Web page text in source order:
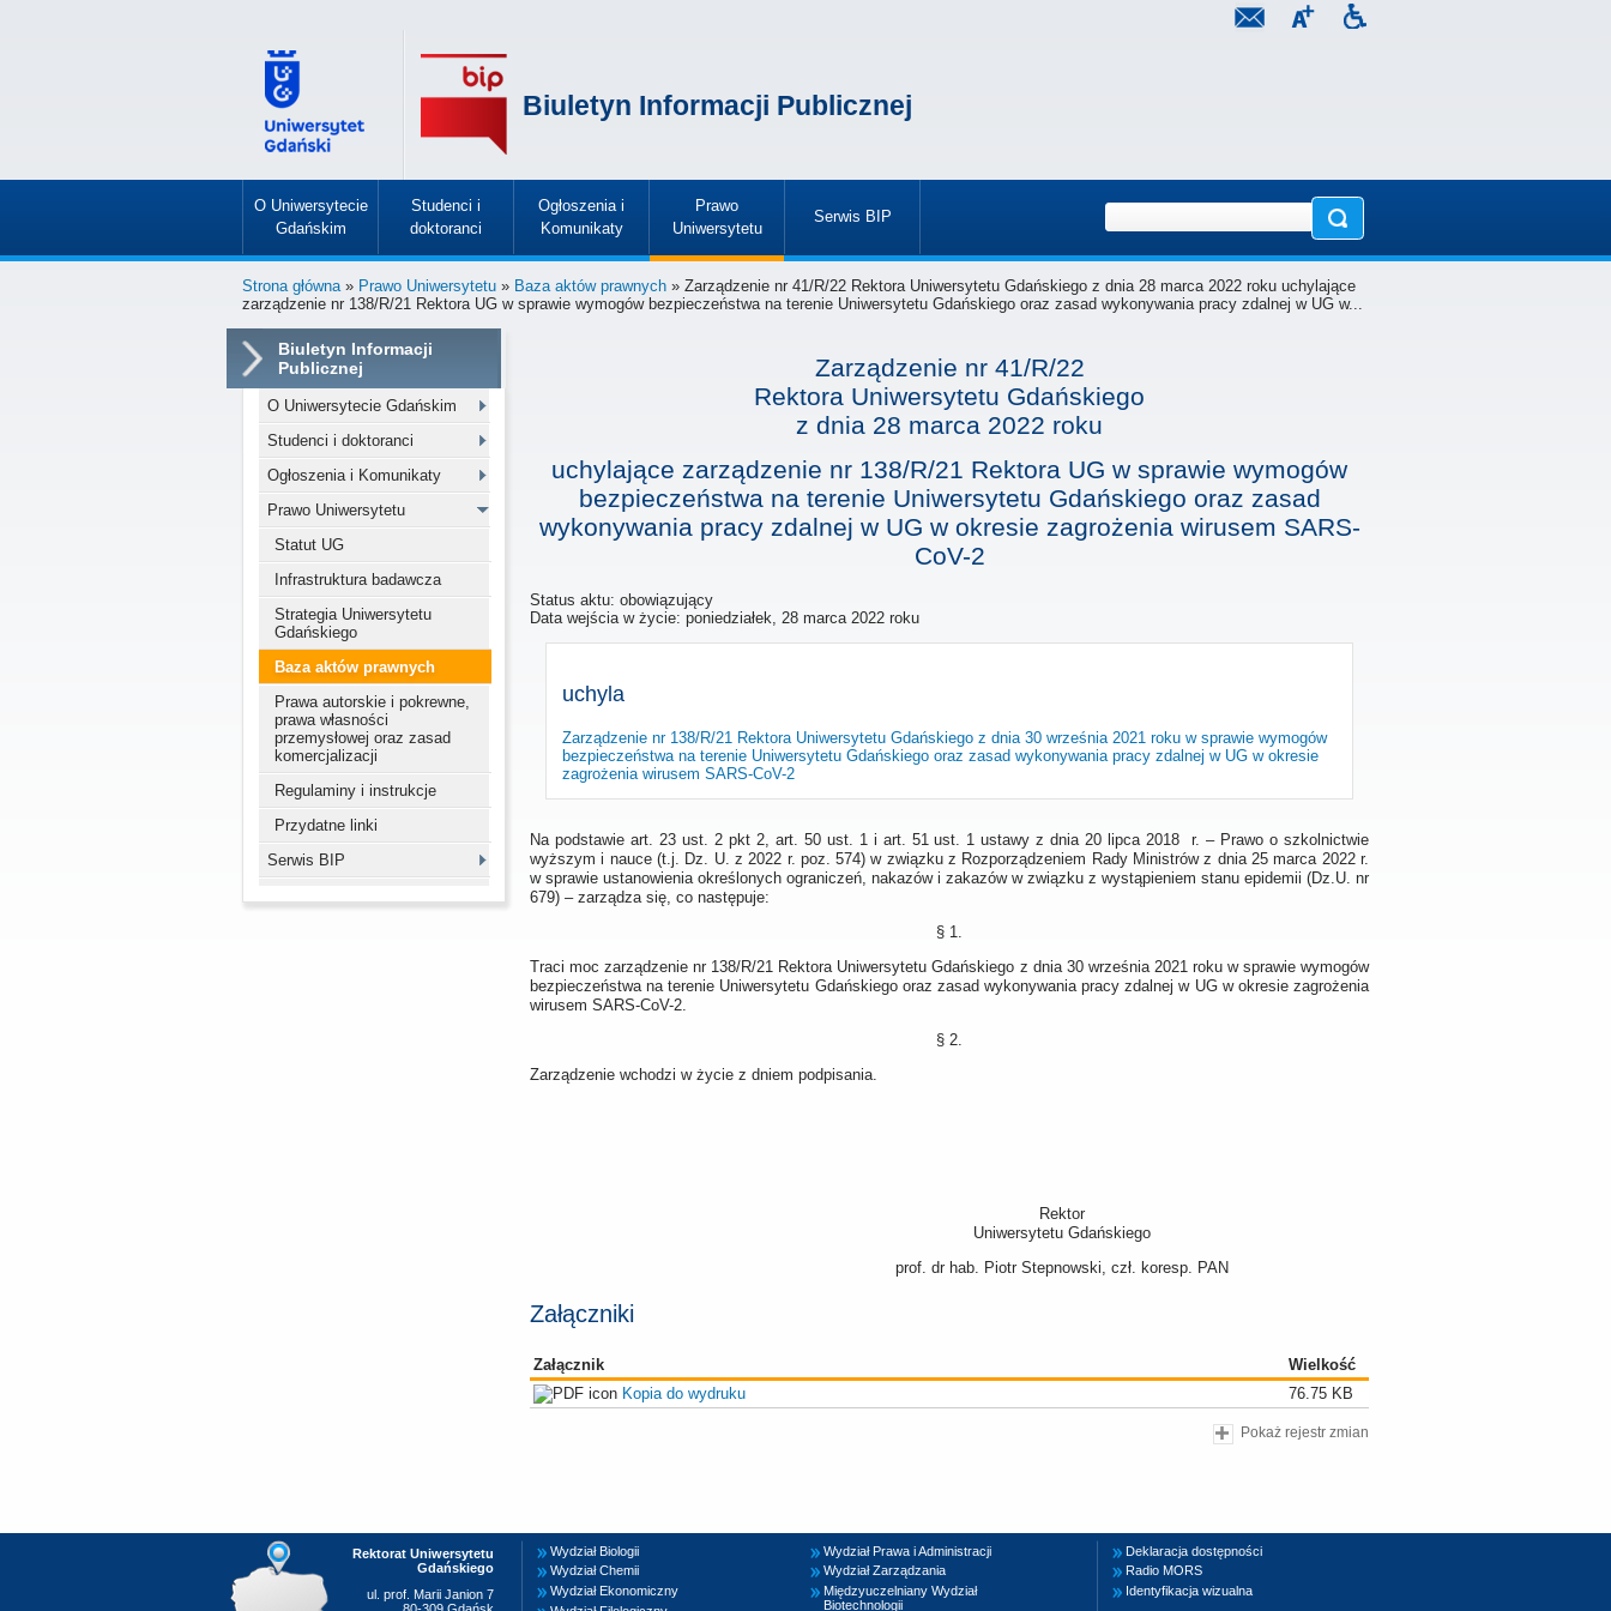
Biuletyn Informacji Publicznej
O Uniwersytecie
Gdańskim
»
Studenci i
doktoranci
»
Ogłoszenia i
Komunikaty
»
Prawo
Uniwersytetu
»
Serwis BIP
»
Strona główna» Prawo Uniwersytetu » Baza aktów prawnych » Zarządzenie nr 41/R/22 Rektora Uniwersytetu Gdańskiego z dnia 28 marca 2022 roku uchylające
zarządzenie nr 138/R/21 Rektora UG w sprawie wymogów bezpieczeństwa na terenie Uniwersytetu Gdańskiego oraz zasad wykonywania pracy zdalnej w UG w...
Biuletyn Informacji
Publicznej
O Uniwersytecie Gdańskim
Studenci i doktoranci
Ogłoszenia i Komunikaty
Prawo Uniwersytetu
Statut UG
Infrastruktura badawcza
Strategia Uniwersytetu
Gdańskiego
Baza aktów prawnych
Prawa autorskie i pokrewne,
prawa własności
przemysłowej oraz zasad
komercjalizacji
Regulaminy i instrukcje
Przydatne linki
Serwis BIP
Zarządzenie nr 41/R/22
Rektora Uniwersytetu Gdańskiego
z dnia 28 marca 2022 roku
uchylające zarządzenie nr 138/R/21 Rektora UG w sprawie wymogów
bezpieczeństwa na terenie Uniwersytetu Gdańskiego oraz zasad
wykonywania pracy zdalnej w UG w okresie zagrożenia wirusem SARS-
CoV-2
Status aktu: obowiązujący
Data wejścia w życie: poniedziałek, 28 marca 2022 roku
uchyla
Zarządzenie nr 138/R/21 Rektora Uniwersytetu Gdańskiego z dnia 30 września 2021 roku w sprawie wymogów
bezpieczeństwa na terenie Uniwersytetu Gdańskiego oraz zasad wykonywania pracy zdalnej w UG w okresie
zagrożenia wirusem SARS-CoV-2
Na podstawie art. 23 ust. 2 pkt 2, art. 50 ust. 1 i art. 51 ust. 1 ustawy z dnia 20 lipca 2018 r. – Prawo o szkolnictwie
wyższym i nauce (t.j. Dz. U. z 2022 r. poz. 574) w związku z Rozporządzeniem Rady Ministrów z dnia 25 marca 2022 r.
w sprawie ustanowienia określonych ograniczeń, nakazów i zakazów w związku z wystąpieniem stanu epidemii (Dz.U. nr
679) – zarządza się, co następuje:
§ 1.
Traci moc zarządzenie nr 138/R/21 Rektora Uniwersytetu Gdańskiego z dnia 30 września 2021 roku w sprawie wymogów
bezpieczeństwa na terenie Uniwersytetu Gdańskiego oraz zasad wykonywania pracy zdalnej w UG w okresie zagrożenia
wirusem SARS-CoV-2.
§ 2.
Zarządzenie wchodzi w życie z dniem podpisania.
Rektor
Uniwersytetu Gdańskiego
prof. dr hab. Piotr Stepnowski, czł. koresp. PAN
Załączniki
Załącznik
Wielkość
Kopia do wydruku
76.75 KB
Pokaż rejestr zmian
Rektorat Uniwersytetu
Gdańskiego
ul. prof. Marii Janion 7
Wydział Biologii
Wydział Chemii
Wydział Ekonomiczny
Wydział Prawa i Administracji
Wydział Zarządzania
Międzyuczelniany Wydział
Biotechnologii
Deklaracja dostępności
Radio MORS
Identyfikacja wizualna